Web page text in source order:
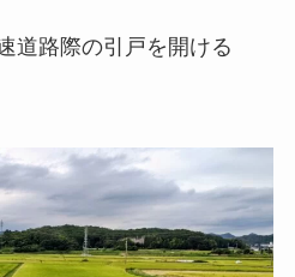
道路際の引戸を開ける